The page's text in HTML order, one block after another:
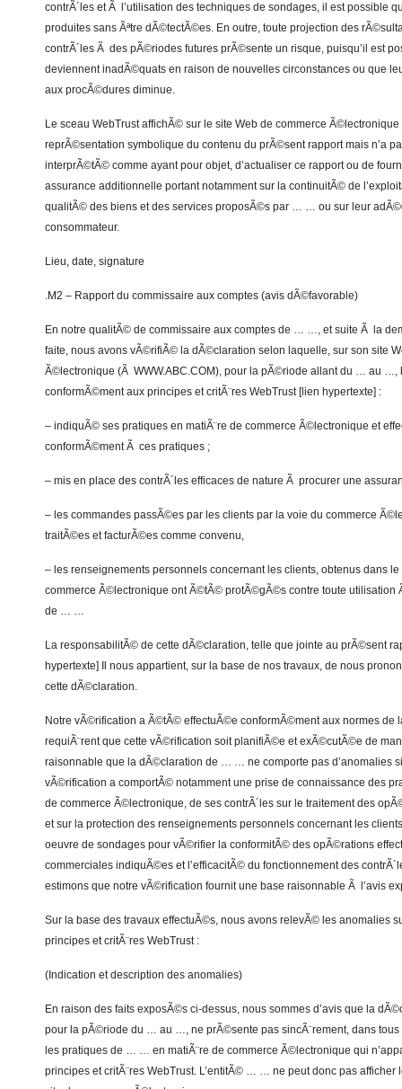
contrÃ´les et Ã l’utilisation des techniques de sondages, il est possible
produites sans Ãªtre dÃ©tectÃ©es. En outre, toute projection des
contrÃ´les Ã des pÃ©riodes futures prÃ©sente un risque, puisqu’il est
deviennent inadÃ©quats en raison de nouvelles circonstances ou que
aux procÃ©dures diminue.
Le sceau WebTrust affichÃ© sur le site Web de commerce
reprÃ©sentation symbolique du contenu du prÃ©sent rapport mais n’a
interprÃ©tÃ© comme ayant pour objet, d’actualiser ce rapport ou de
assurance additionnelle portant notamment sur la continuitÃ© de
qualitÃ© des biens et des services proposÃ©s par … … ou sur leur
consommateur.
Lieu, date, signature
.M2 – Rapport du commissaire aux comptes (avis dÃ©favorable)
En notre qualitÃ© de commissaire aux comptes de … …, et suite Ã la
faite, nous avons vÃ©rifiÃ© la dÃ©claration selon laquelle, sur son site
Ã©lectronique (Ã WWW.ABC.COM), pour la pÃ©riode allant du … au
conformÃ©ment aux principes et critÃ¨res WebTrust [lien hypertexte] :
– indiquÃ© ses pratiques en matiÃ¨re de commerce Ã©lectronique et
conformÃ©ment Ã ces pratiques ;
– mis en place des contrÃ´les efficaces de nature Ã procurer une
– les commandes passÃ©es par les clients par la voie du commerce
traitÃ©es et facturÃ©es comme convenu,
– les renseignements personnels concernant les clients, obtenus dans
commerce Ã©lectronique ont Ã©tÃ© protÃ©gÃ©s contre toute utilisation
de … …
La responsabilitÃ© de cette dÃ©claration, telle que jointe au prÃ©sent
hypertexte] Il nous appartient, sur la base de nos travaux, de nous
cette dÃ©claration.
Notre vÃ©rification a Ã©tÃ© effectuÃ©e conformÃ©ment aux normes de
requiÃ¨rent que cette vÃ©rification soit planifiÃ©e et exÃ©cutÃ©e de
raisonnable que la dÃ©claration de … … ne comporte pas d’anomalies
vÃ©rification a comportÃ© notamment une prise de connaissance des
de commerce Ã©lectronique, de ses contrÃ´les sur le traitement des
et sur la protection des renseignements personnels concernant les
oeuvre de sondages pour vÃ©rifier la conformitÃ© des opÃ©rations
commerciales indiquÃ©es et l’efficacitÃ© du fonctionnement des
estimons que notre vÃ©rification fournit une base raisonnable Ã l’avis
Sur la base des travaux effectuÃ©s, nous avons relevÃ© les anomalies
principes et critÃ¨res WebTrust :
(Indication et description des anomalies)
En raison des faits exposÃ©s ci-dessus, nous sommes d’avis que la
pour la pÃ©riode du … au …, ne prÃ©sente pas sincÃ¨rement, dans tous
les pratiques de … … en matiÃ¨re de commerce Ã©lectronique qui
principes et critÃ¨res WebTrust. L’entitÃ© … … ne peut donc pas afficher